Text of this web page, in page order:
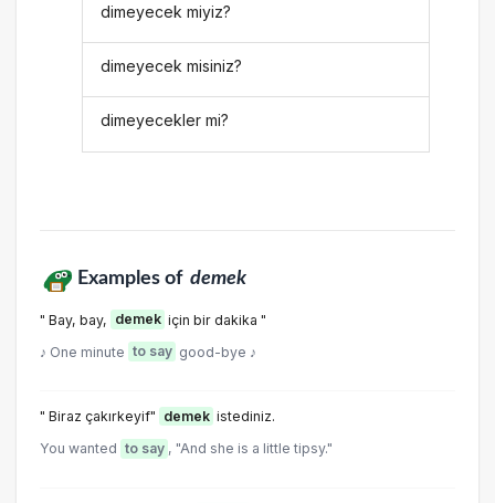
dimeyecek miyiz?
dimeyecek misiniz?
dimeyecekler mi?
Examples of demek
" Bay, bay, demek için bir dakika "
♪ One minute to say good-bye ♪
" Biraz çakırkeyif" demek istediniz.
You wanted to say , "And she is a little tipsy."